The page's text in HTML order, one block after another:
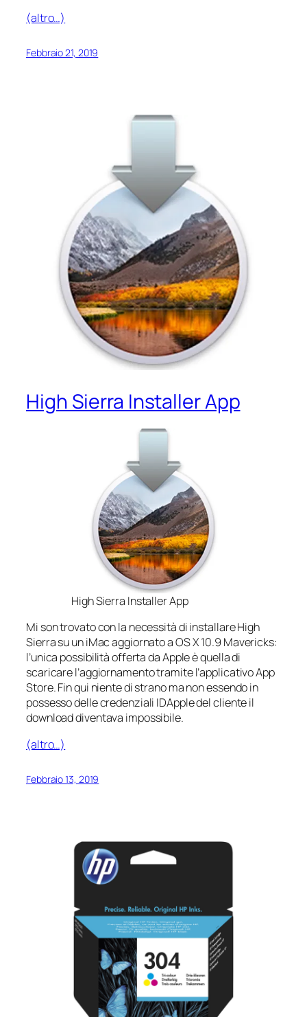
(altro…)
Febbraio 21, 2019
High Sierra Installer App
High Sierra Installer App
Mi son trovato con la necessità di installare High
Sierra su un iMac aggiornato a OS X 10.9 Mavericks:
l’unica possibilità offerta da Apple è quella di
scaricare l’aggiornamento tramite l’applicativo App
Store. Fin qui niente di strano ma non essendo in
possesso delle credenziali IDApple del cliente il
download diventava impossibile.
(altro…)
Febbraio 13, 2019